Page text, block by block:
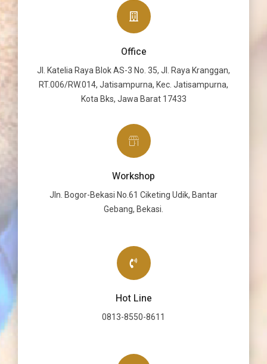
Office
Jl. Katelia Raya Blok AS-3 No. 35, Jl. Raya Kranggan,
RT.006/RW.014, Jatisampurna, Kec. Jatisampurna,
Kota Bks, Jawa Barat 17433
Workshop
Jln. Bogor-Bekasi No.61 Ciketing Udik, Bantar
Gebang, Bekasi.
Hot Line
0813-8550-8611